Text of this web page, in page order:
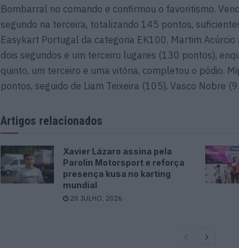
Bombarral no comando e confirmou o favoritismo.
segundo na terceira, totalizando 145 pontos,
Easykart Portugal da categoria EK100. Martim
dois segundos e um terceiro lugares (130 pontos),
quinto, um terceiro e uma vitória, completou o pódio.
pontos, seguido de Liam Teixeira (105), Vasco Nobre
Artigos relacionados
Xavier Lázaro assina pela
Parolin Motorsport e reforça
presença kusa no karting
mundial
20 JULHO, 2026